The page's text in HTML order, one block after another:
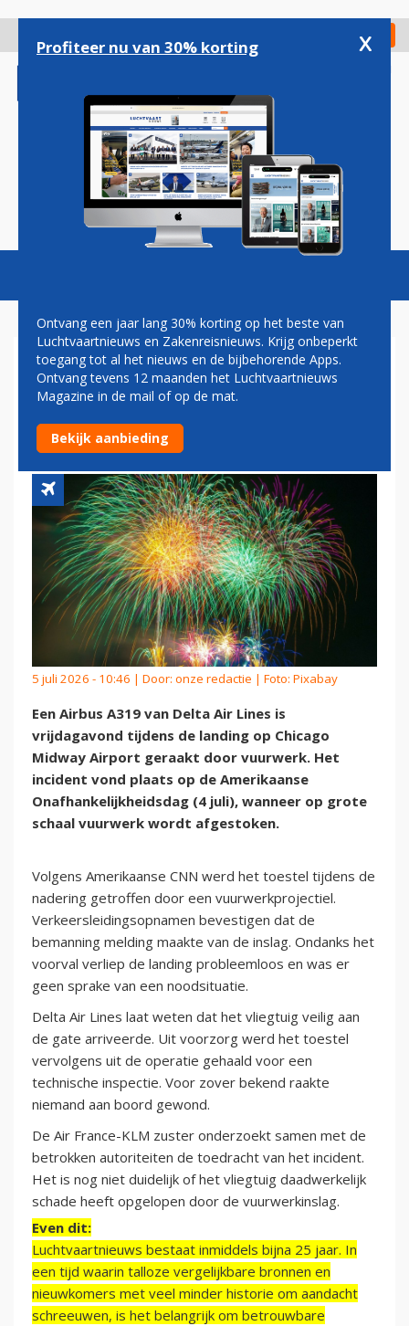
gaan
Check in
Magazine Podcasts Vacatures
DELTA-VLIEGTUIG TIJDENS
LANDING OP 4 JULI GERAAKT
DOOR VUURWERK
5 juli 2026 - 10:46 | Door: onze redactie | Foto: Pixabay
Een Airbus A319 van Delta Air Lines is
vrijdagavond tijdens de landing op Chicago
Midway Airport geraakt door vuurwerk. Het
incident vond plaats op de Amerikaanse
Onafhankelijkheidsdag (4 juli), wanneer op grote
schaal vuurwerk wordt afgestoken.
Volgens Amerikaanse CNN werd het toestel tijdens de
nadering getroffen door een vuurwerkprojectiel.
Verkeersleidingsopnamen bevestigen dat de
bemanning melding maakte van de inslag. Ondanks het
voorval verliep de landing probleemloos en was er
geen sprake van een noodsituatie.
Delta Air Lines laat weten dat het vliegtuig veilig aan
de gate arriveerde. Uit voorzorg werd het toestel
vervolgens uit de operatie gehaald voor een
technische inspectie. Voor zover bekend raakte
niemand aan boord gewond.
De Air France-KLM zuster onderzoekt samen met de
betrokken autoriteiten de toedracht van het incident.
Het is nog niet duidelijk of het vliegtuig daadwerkelijk
schade heeft opgelopen door de vuurwerkinslag.
Even dit:
Luchtvaartnieuws bestaat inmiddels bijna 25 jaar. In
een tijd waarin talloze vergelijkbare bronnen en
nieuwkomers met veel minder historie om aandacht
schreeuwen, is het belangrijk om betrouwbare
Profiteer nu van 30% korting x
Ontvang een jaar lang 30% korting op het beste van
Luchtvaartnieuws en Zakenreisnieuws. Krijg onbeperkt
toegang tot al het nieuws en de bijbehorende Apps.
Ontvang tevens 12 maanden het Luchtvaartnieuws
Magazine in de mail of op de mat.
Bekijk aanbieding